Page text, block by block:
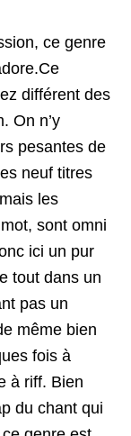
ce genre
différent des
On n’y
pesantes de
neuf titres
les
sont omni
ici un pur
tout dans un
pas un
même bien
fois à
à riff. Bien
du chant qui